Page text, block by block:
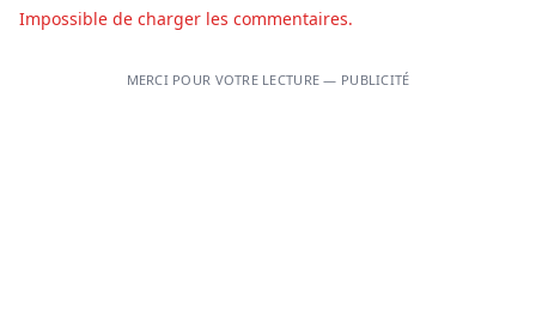
Impossible de charger les commentaires.
MERCI POUR VOTRE LECTURE — PUBLICITÉ